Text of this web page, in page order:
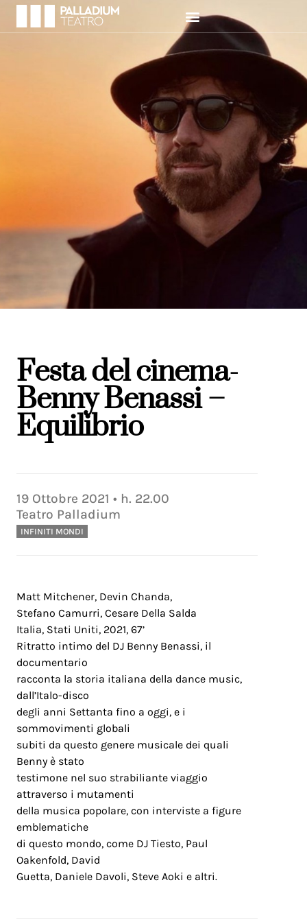
Festa del cinema-
Benny Benassi –
Equilibrio
19 Ottobre 2021 • h. 22.00
Teatro Palladium
INFINITI MONDI
Matt Mitchener, Devin Chanda,
Stefano Camurri, Cesare Della Salda
Italia, Stati Uniti, 2021, 67’
Ritratto intimo del DJ Benny Benassi, il
documentario
racconta la storia italiana della dance music,
dall’Italo-disco
degli anni Settanta fino a oggi, e i
sommovimenti globali
subiti da questo genere musicale dei quali
Benny è stato
testimone nel suo strabiliante viaggio
attraverso i mutamenti
della musica popolare, con interviste a figure
emblematiche
di questo mondo, come DJ Tiesto, Paul
Oakenfold, David
Guetta, Daniele Davoli, Steve Aoki e altri.